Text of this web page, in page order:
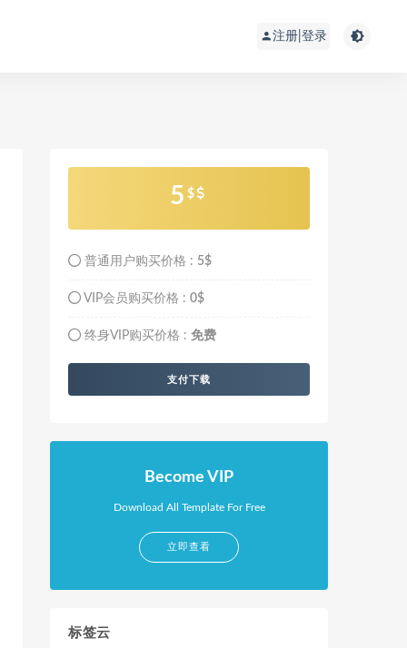
注册|登录
5 $
普通用户购买价格 : 5$
VIP会员购买价格 : 0$
终身VIP购买价格 : 免费
支付下载
Become VIP
Download All Template For Free
立即查看
标签云